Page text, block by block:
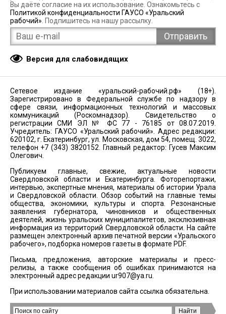
Вы даёте согласие на их использование. Ознакомьтесь с
Политикой конфиденциальности ГАУСО «Уральский
рабочий» . Подпишитесь на нашу рассылку.
Версия для слабовидящих
Сетевое издание «уральский-рабочий.рф» (18+).
Зарегистрировано в Федеральной службе по надзору в
сфере связи, информационных технологий и массовых
коммуникаций (Роскомнадзор). Свидетельство о
регистрации СМИ ЭЛ № ФС 77 - 76185 от 08.07.2019.
Учредитель: ГАУСО «Уральский рабочий». Адрес редакции:
620102, г. Екатеринбург, ул. Московская, дом 54, помещ. 3022,
телефон +7 (343) 3820152. Главный редактор: Гусев Максим
Олегович.
Публикуем главные, свежие, актуальные новости
Свердловской области и Екатеринбурга. Фоторепортажи,
интервью, экспертные мнения, материалы об истории Урала
и Свердловской области. Обзор событий на главные темы
общества, экономики, культуры и спорта. Резонансные
заявления губернатора, чиновников и общественных
деятелей, жизнь уральских муниципалитетов, эксклюзивная
информация из территорий Свердловской области. На сайте
размещен электронный архив печатной версии «Уральского
рабочего», подборка номеров газеты в формате PDF.
Письма, предложения, авторские материалы и пресс-
релизы, а также сообщения об ошибках принимаются на
электронный адрес редакции ur907@ya.ru
При использовании материалов сайта ссылка обязательна.